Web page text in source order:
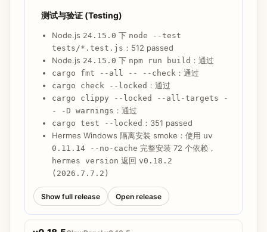
测试与验证 (Testing)
Node.js 24.15.0 下 node --test
tests/*.test.js ：512 passed
Node.js 24.15.0 下 npm run build ：通过
cargo fmt --all -- --check ：通过
cargo check --locked ：通过
cargo clippy --locked --all-targets -
- -D warnings ：通过
cargo test --locked ：351 passed
Hermes Windows 隔离安装 smoke：使用 uv
0.11.14 --no-cache 完整安装 72 个依赖，
hermes version 返回 v0.18.2
(2026.7.7.2)
Show full release Open release